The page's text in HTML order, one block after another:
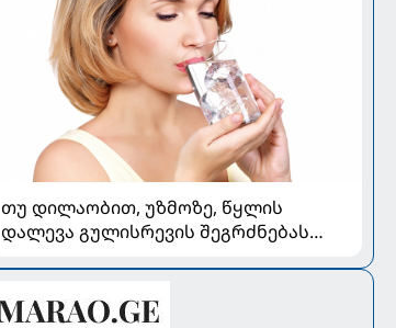
თუ დილაობით, უზმოზე, წყლის
დალევა გულისრევის შეგრძნებას